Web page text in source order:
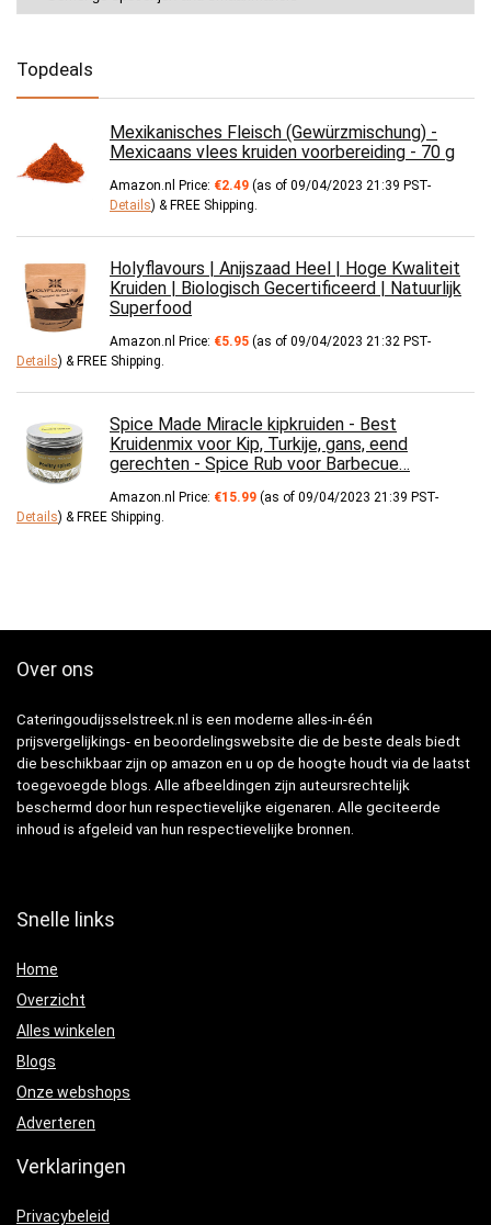
Topdeals
Mexikanisches Fleisch (Gewürzmischung) -
Mexicaans vlees kruiden voorbereiding - 70 g
Amazon.nl Price: €2.49 (as of 09/04/2023 21:39 PST-
Details) & FREE Shipping.
Holyflavours | Anijszaad Heel | Hoge Kwaliteit
Kruiden | Biologisch Gecertificeerd | Natuurlijk
Superfood
Amazon.nl Price: €5.95 (as of 09/04/2023 21:32 PST-
Details) & FREE Shipping.
Spice Made Miracle kipkruiden - Best
Kruidenmix voor Kip, Turkije, gans, eend
gerechten - Spice Rub voor Barbecue…
Amazon.nl Price: €15.99 (as of 09/04/2023 21:39 PST-
Details) & FREE Shipping.
Over ons
Cateringoudijsselstreek.nl is een moderne alles-in-één
prijsvergelijkings- en beoordelingswebsite die de beste deals biedt
die beschikbaar zijn op amazon en u op de hoogte houdt via de laatst
toegevoegde blogs. Alle afbeeldingen zijn auteursrechtelijk
beschermd door hun respectievelijke eigenaren. Alle geciteerde
inhoud is afgeleid van hun respectievelijke bronnen.
Snelle links
Home
Overzicht
Alles winkelen
Blogs
Onze webshops
Adverteren
Verklaringen
Privacybeleid